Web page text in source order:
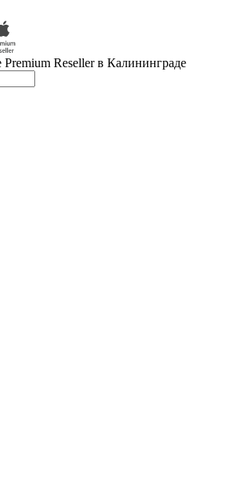
Reseller в Калининграде